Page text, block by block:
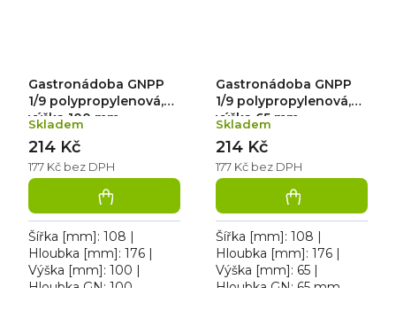
Gastronádoba GNPP
1/9 polypropylenová,
výška 100 mm
Skladem
177 Kč bez DPH
214 Kč
Šířka [mm]: 108 |
Hloubka [mm]: 176 |
Výška [mm]: 100 |
Hloubka GN: 100.
Gastronádoba GNPP
1/9 polypropylenová,
výška 65 mm
Skladem
177 Kč bez DPH
214 Kč
Šířka [mm]: 108 |
Hloubka [mm]: 176 |
Výška [mm]: 65 |
Hloubka GN: 65 mm.